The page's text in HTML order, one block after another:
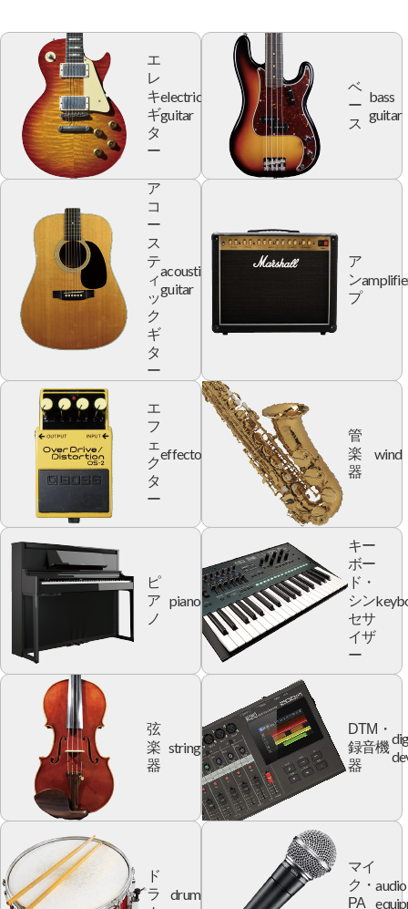
エ
レ
キ
ギ
タ
ー
electric
guitar
ベ
ー
ス
bass
guitar
ア
コ
ー
ス
テ
ィ
ッ
ク
ギ
タ
ー
acoustic
guitar
ア
ン
プ
エ
フ
ェ
ク
タ
ー
effector
管
楽
器
wind
ピ
ア
ノ
piano
キー
ボー
ド・
シン
セサ
イザ
ー
弦
楽
器
string
DTM・
録音機
器
ド
ラ
drum
マイ
ク・
PA
audio